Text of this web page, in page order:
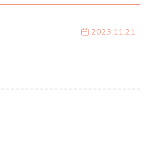
2023.11.21